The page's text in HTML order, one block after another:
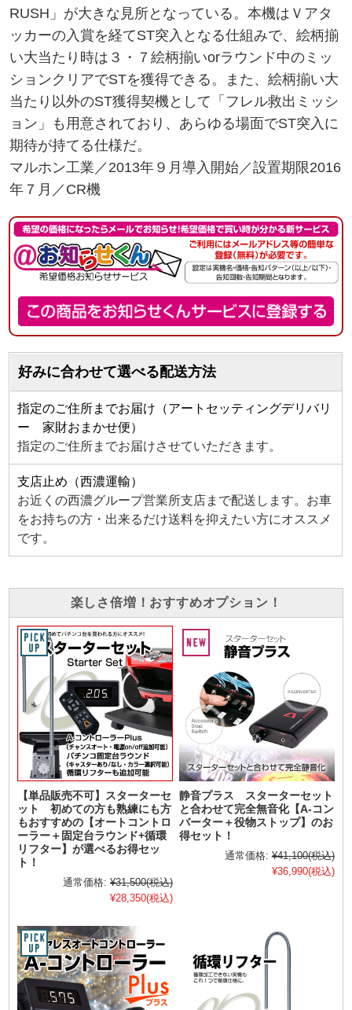
RUSH」が大きな見所となっている。本機はＶアタ
ッカーの入賞を経てST突入となる仕組みで、絵柄揃
い大当たり時は３・７絵柄揃いorラウンド中のミッ
ションクリアでSTを獲得できる。また、絵柄揃い大
当たり以外のST獲得契機として「フレル救出ミッシ
ョン」も用意されており、あらゆる場面でST突入に
期待が持てる仕様だ。
マルホン工業／2013年９月導入開始／設置期限2016
年７月／CR機
好みに合わせて選べる配送方法
指定のご住所までお届け（アートセッティングデリバリ
ー 家財おまかせ便）
指定のご住所までお届けさせていただきます。
支店止め（西濃運輸）
お近くの西濃グループ営業所支店まで配送します。お車
をお持ちの方・出来るだけ送料を抑えたい方にオススメ
です。
楽しさ倍増！おすすめオプション！
【単品販売不可】スターターセ
ット 初めての方も熟練にも方
もおすすめの【オートコントロ
ーラー＋固定台ラウンド+循環
リフター】が選べるお得セッ
ト！
通常価格: ¥31,500(税込)
¥28,350(税込)
静音プラス スターターセット
と合わせて完全無音化【A-コン
バーター＋役物ストップ】のお
得セット！
通常価格: ¥41,100(税込)
¥36,990(税込)